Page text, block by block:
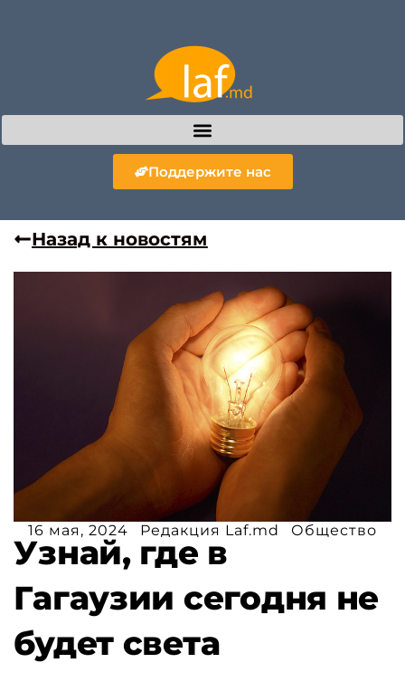
Поддержите нас
Назад к новостям
16 мая, 2024 Редакция Laf.md Общество
Узнай, где в
Гагаузии сегодня не
будет света